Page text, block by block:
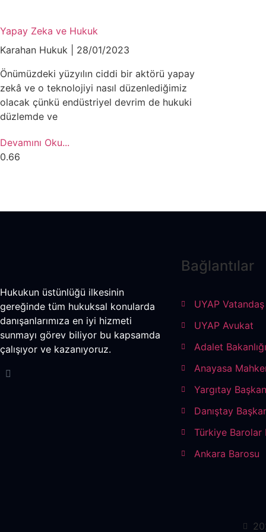
Yapay Zeka ve Hukuk
Karahan Hukuk
28/01/2023
Önümüzdeki yüzyılın ciddi bir aktörü yapay
zekâ ve o teknolojiyi nasıl düzenlediğimiz
olacak çünkü endüstriyel devrim de hukuki
düzlemde ve
Devamını Oku...
Hukukun üstünlüğü ilkesinin
gereğinde tüm hukuksal konularda
danışanlarımıza en iyi hizmeti
sunmayı görev biliyor bu kapsamda
çalışıyor ve kazanıyoruz.
Bağlantılar
UYAP Vatandaş
UYAP Avukat
Adalet Bakanlığı
Anayasa
Yargıtay
Danıştay
Türkiye Barolar
Ankara Barosu